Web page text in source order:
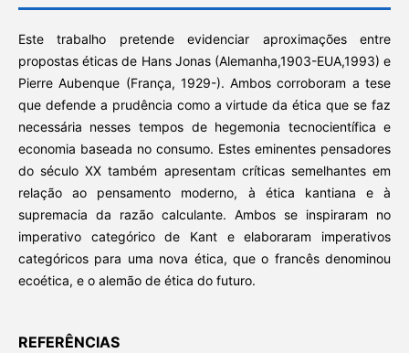
Este trabalho pretende evidenciar aproximações entre
propostas éticas de Hans Jonas (Alemanha,1903-EUA,1993) e
Pierre Aubenque (França, 1929-). Ambos corroboram a tese
que defende a prudência como a virtude da ética que se faz
necessária nesses tempos de hegemonia tecnocientífica e
economia baseada no consumo. Estes eminentes pensadores
do século XX também apresentam críticas semelhantes em
relação ao pensamento moderno, à ética kantiana e à
supremacia da razão calculante. Ambos se inspiraram no
imperativo categórico de Kant e elaboraram imperativos
categóricos para uma nova ética, que o francês denominou
ecoética, e o alemão de ética do futuro.
REFERÊNCIAS